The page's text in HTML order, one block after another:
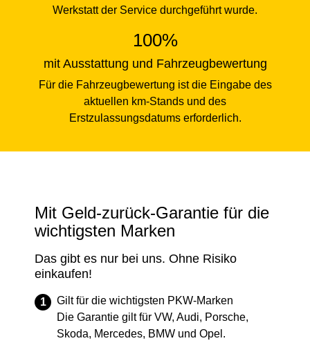
Werkstatt der Service durchgeführt wurde.
100%
mit Ausstattung und Fahrzeugbewertung
Für die Fahrzeugbewertung ist die Eingabe des
aktuellen km-Stands und des
Erstzulassungsdatums erforderlich.
Mit Geld-zurück-Garantie für die
wichtigsten Marken
Das gibt es nur bei uns. Ohne Risiko
einkaufen!
Gilt für die wichtigsten PKW-Marken
Die Garantie gilt für VW, Audi, Porsche,
Skoda, Mercedes, BMW und Opel.